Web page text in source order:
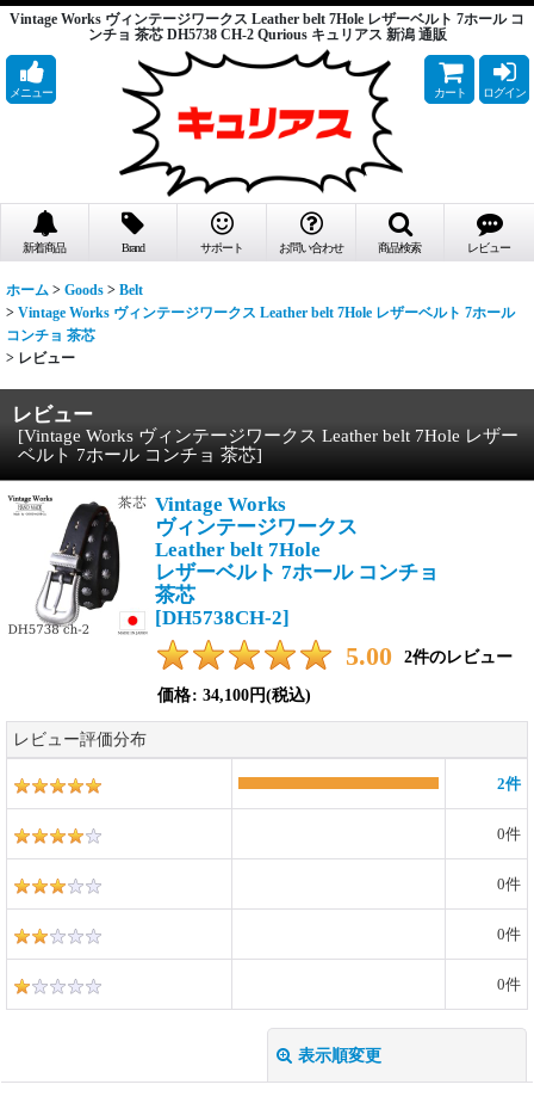
Vintage Works ヴィンテージワークス Leather belt 7Hole レザーベルト 7ホール コ
ンチョ 茶芯 DH5738 CH-2 Qurious キュリアス 新潟 通販
メニュー カート ログイン
新着商品 Brand サポート お問い合わせ 商品検索 レビュー
ホーム > Goods > Belt
> Vintage Works ヴィンテージワークス Leather belt 7Hole レザーベルト 7ホール
コンチョ 茶芯
> レビュー
レビュー
[Vintage Works ヴィンテージワークス Leather belt 7Hole レザー
ベルト 7ホール コンチョ 茶芯]
Vintage Works
ヴィンテージワークス
Leather belt 7Hole
レザーベルト 7ホール コンチョ
茶芯
[DH5738CH-2]
5.00 2件のレビュー
価格: 34,100円(税込)
レビュー評価分布
2件
0件
0件
0件
0件
表示順変更